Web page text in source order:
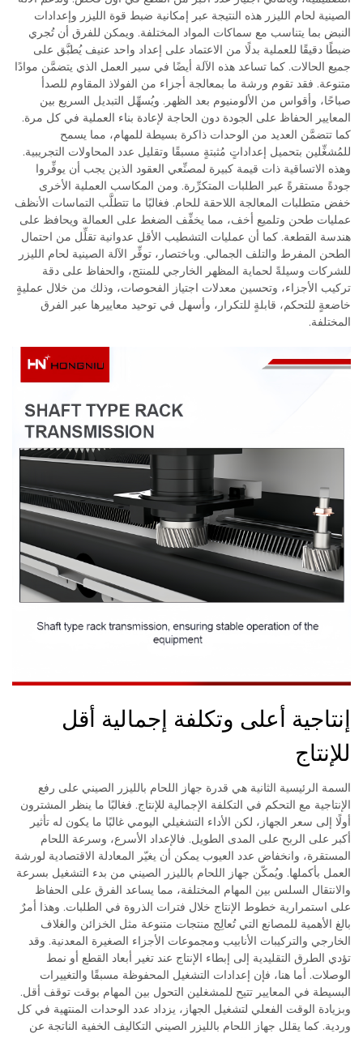
الصينية لحام الليزر هذه النتيجة عبر إمكانية ضبط قوة الليزر وإعدادات
النبض بما يتناسب مع سماكات المواد المختلفة. ويمكن للفرق أن تُجري
ضبطًا دقيقًا للعملية بدلًا من الاعتماد على إعداد واحد عنيف يُطبَّق على
جميع الحالات. كما تساعد هذه الآلة أيضًا في سير العمل الذي يتضمَّن موادًا
متنوعة. فقد تقوم ورشة ما بمعالجة أجزاء من الفولاذ المقاوم للصدأ
صباحًا، وأقواس من الألومنيوم بعد الظهر. ويُسهِّل التبديل السريع بين
المعايير الحفاظ على الجودة دون الحاجة لإعادة بناء العملية في كل مرة.
كما تتضمَّن العديد من الوحدات ذاكرة بسيطة للمهام، مما يسمح
للمُشغِّلين بتحميل إعداداتٍ مُثبتةٍ مسبقًا وتقليل عدد المحاولات التجريبية.
وهذه الاتساقية ذات قيمة كبيرة لمصنِّعي العقود الذين يجب أن يوفِّروا
جودةً مستقرةً عبر الطلبات المتكرِّرة. ومن المكاسب العملية الأخرى
خفض متطلبات المعالجة اللاحقة للحام. فغالبًا ما تتطلَّب التماسات الأنظف
عمليات طحن وتلميع أخف، مما يخفِّف الضغط على العمالة ويحافظ على
هندسة القطعة. كما أن عمليات التشطيب الأقل عدوانية تقلِّل من احتمال
الطحن المفرط والتلف الجمالي. وباختصار، توفِّر الآلة الصينية لحام الليزر
للشركات وسيلةً لحماية المظهر الخارجي للمنتج، والحفاظ على دقة
تركيب الأجزاء، وتحسين معدلات اجتياز الفحوصات، وذلك من خلال عمليةٍ
خاضعةٍ للتحكم، قابلةٍ للتكرار، وأسهل في توحيد معاييرها عبر الفرق
المختلفة.
إنتاجية أعلى وتكلفة إجمالية أقل
للإنتاج
السمة الرئيسية الثانية هي قدرة جهاز اللحام بالليزر الصيني على رفع
الإنتاجية مع التحكم في التكلفة الإجمالية للإنتاج. فغالبًا ما ينظر المشترون
أولًا إلى سعر الجهاز، لكن الأداء التشغيلي اليومي غالبًا ما يكون له تأثير
أكبر على الربح على المدى الطويل. فالإعداد الأسرع، وسرعة اللحام
المستقرة، وانخفاض عدد العيوب يمكن أن يغيّر المعادلة الاقتصادية لورشة
العمل بأكملها. ويُمكّن جهاز اللحام بالليزر الصيني من بدء التشغيل بسرعة
والانتقال السلس بين المهام المختلفة، مما يساعد الفرق على الحفاظ
على استمرارية خطوط الإنتاج خلال فترات الذروة في الطلبات. وهذا أمرٌ
بالغ الأهمية للمصانع التي تُعالِج منتجات متنوعة مثل الخزائن والغلاف
الخارجي والتركيبات الأنابيب ومجموعات الأجزاء الصغيرة المعدنية. وقد
تؤدي الطرق التقليدية إلى إبطاء الإنتاج عند تغير أبعاد القطع أو نمط
الوصلات. أما هنا، فإن إعدادات التشغيل المحفوظة مسبقًا والتغييرات
البسيطة في المعايير تتيح للمشغلين التحول بين المهام بوقت توقف أقل.
وبزيادة الوقت الفعلي لتشغيل الجهاز، يزداد عدد الوحدات المنتهية في كل
وردية. كما يقلل جهاز اللحام بالليزر الصيني التكاليف الخفية الناتجة عن